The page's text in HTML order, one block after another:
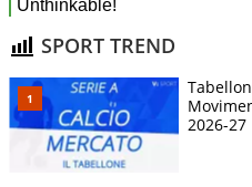
SPORT TREND
2026-27